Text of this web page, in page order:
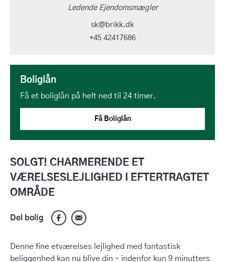
SOLGT! CHARMERENDE ET
VÆRELSESLEJLIGHED I EFTERTRAGTET
OMRÅDE
Del bolig
Denne fine etværelses lejlighed med fantastisk
beliggenhed kan nu blive din – indenfor kun 9 minutters
Ledende Ejendomsmægler
sk@brikk.dk
+45 42417686
Boliglån
Få et boliglån på helt ned til 24 timer.
Få Boliglån